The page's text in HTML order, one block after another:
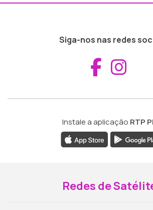
Siga-nos nas redes
Instale a aplicação RTP
Redes de